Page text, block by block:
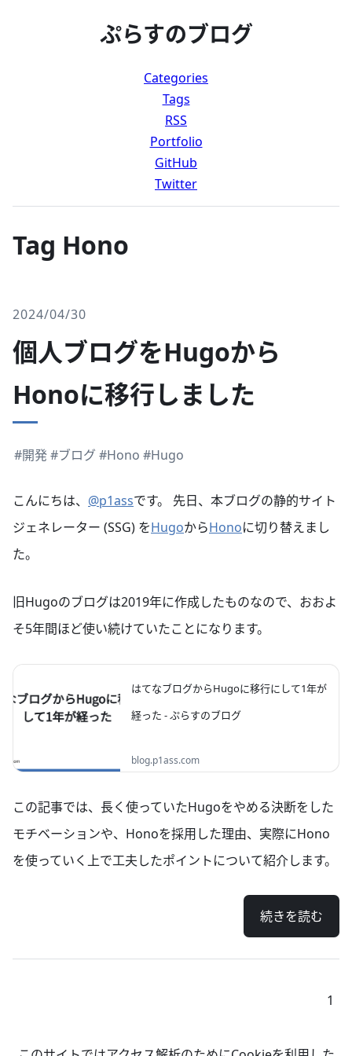
ぷらすのブログ
Categories
Tags
RSS
Portfolio
GitHub
Twitter
Tag Hono
2024/04/30
個人ブログをHugoから
Honoに移行しました
#開発#ブログ #Hono #Hugo
こんにちは、 @p1assです。 先日、本ブログの静的サイト
ジェネレーター (SSG) をHugoからHonoに切り替えまし
た。
旧Hugoのブログは2019年に作成したものなので、おおよ
そ5年間ほど使い続けていたことになります。
はてなブログからHugoに移行にして1年が
経った - ぷらすのブログ
ブログをはてなブログから移行して一年経っ
たので、アクセス数などを見つつ感想を書い
blog.p1ass.com
この記事では、長く使っていたHugoをやめる決断をした
モチベーションや、Honoを採用した理由、実際にHono
を使っていく上で工夫したポイントについて紹介します。
続きを読む
1